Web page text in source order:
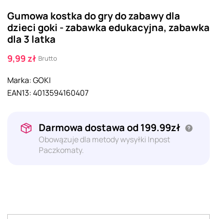
Gumowa kostka do gry do zabawy dla
dzieci goki - zabawka edukacyjna, zabawka
dla 3 latka
9,99 zł Brutto
Marka:GOKI
EAN13:4013594160407
Darmowa dostawa od 199.99zł
Obowązuje dla metody wysyłki Inpost
Paczkomaty.